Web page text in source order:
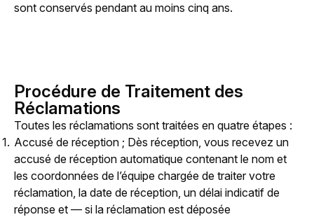
sont conservés pendant au moins cinq ans.
Procédure de Traitement des
Réclamations
Toutes les réclamations sont traitées en quatre étapes :
Accusé de réception ; Dès réception, vous recevez un
accusé de réception automatique contenant le nom et
les coordonnées de l’équipe chargée de traiter votre
réclamation, la date de réception, un délai indicatif de
réponse et — si la réclamation est déposée